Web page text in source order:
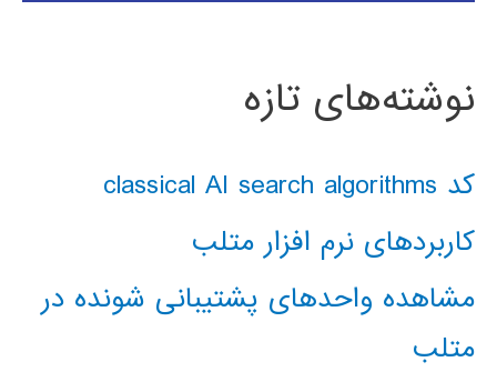
نوشته‌های تازه
کد classical AI search algorithms
کاربردهای نرم افزار متلب
مشاهده واحدهای پشتیبانی شونده در
متلب